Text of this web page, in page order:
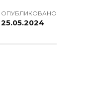
ОПУБЛИКОВАНО
25.05.2024